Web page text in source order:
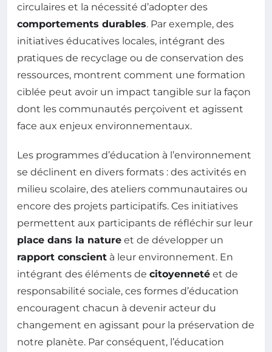
circulaires et la nécessité d’adopter des
comportements durables. Par exemple, des
initiatives éducatives locales, intégrant des
pratiques de recyclage ou de conservation des
ressources, montrent comment une formation
ciblée peut avoir un impact tangible sur la façon
dont les communautés perçoivent et agissent
face aux enjeux environnementaux.
Les programmes d’éducation à l’environnement
se déclinent en divers formats : des activités en
milieu scolaire, des ateliers communautaires ou
encore des projets participatifs. Ces initiatives
permettent aux participants de réfléchir sur leur
place dans la nature et de développer un
rapport conscient à leur environnement. En
intégrant des éléments de citoyenneté et de
responsabilité sociale, ces formes d’éducation
encouragent chacun à devenir acteur du
changement en agissant pour la préservation de
notre planète. Par conséquent, l’éducation